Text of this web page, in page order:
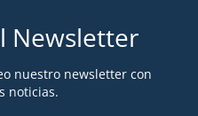
Newsletter
nuestro newsletter con
noticias.